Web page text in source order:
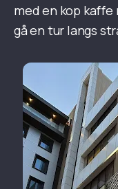
med en kop
gå en tur langs